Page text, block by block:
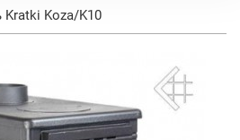
Kratki Koza/K10